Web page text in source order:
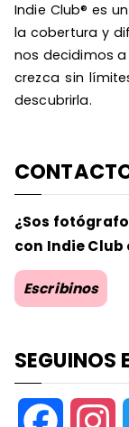
Indie Club® es
la cobertura y
nos decidimos
crezca sin
descubrirla.
¿Sos
con Indie Club
Escribinos
SEGUINOS